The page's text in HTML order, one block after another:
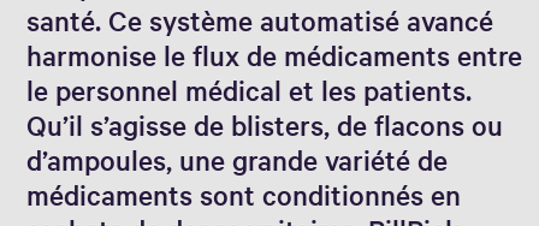
santé. Ce système automatisé avancé
harmonise le flux de médicaments entre
le personnel médical et les patients.
Qu’il s’agisse de blisters, de flacons ou
d’ampoules, une grande variété de
médicaments sont conditionnés en